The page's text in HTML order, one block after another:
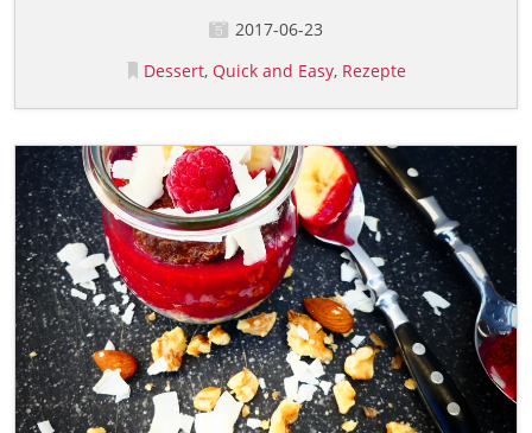
2017-06-23
Dessert Quick and Easy Rezepte